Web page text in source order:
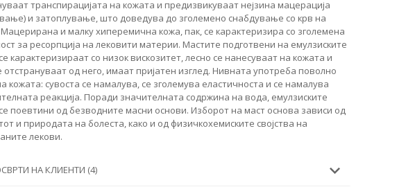
транспирацијата на кожата и предизвикуваат нејзина мацерација
и затоплување, што доведува до зголемено снабдување со крв на
и малку хиперемична кожа, пак, се карактеризира со зголемена
за ресорпција на лековити материи. Мастите подготвени на емулзиските
карактеризираат со низок вискозитет, лесно се нанесуваат на кожата и
отстрануваат од него, имаат пријатен изглед. Нивната употреба поволно
кожата: сувоста се намалува, се зголемува еластичноста и се намалува
реакција. Поради значителната содржина на вода, емулзиските
поевтини од безводните масни основи. Изборот на маст основа зависи од
и природата на болеста, како и од физичкохемиските својства на
лекови.
НА КЛИЕНТИ (4)